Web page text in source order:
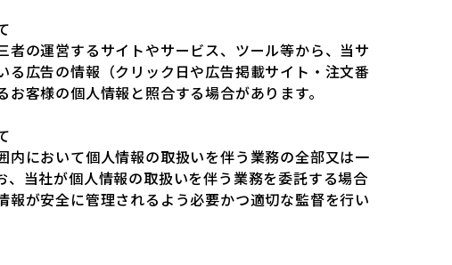
者の運営するサイトやサービス、ツール等から、当サ
る広告の情報（クリック日や広告掲載サイト・注文番
客様の個人情報と照合する場合があります。
内において個人情報の取扱いを伴う業務の全部又は一
、当社が個人情報の取扱いを伴う業務を委託する場合
報が安全に管理されるよう必要かつ適切な監督を行い